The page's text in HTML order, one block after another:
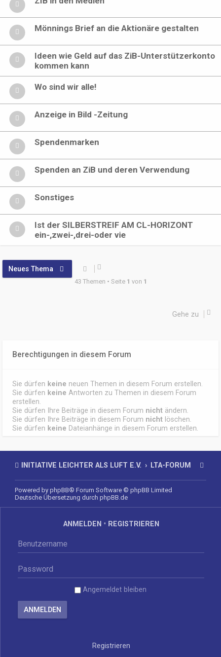
Mönnings Brief an die Aktionäre gestalten
Ideen wie Geld auf das ZiB-Unterstützerkonto
kommen kann
Wo sind wir alle!
Anzeige in Bild -Zeitung
Spendenmarken
Spenden an ZiB und deren Verwendung
Sonstiges
Ist der SILBERSTREIF AM CL-HORIZONT
ein-,zwei-,drei-oder vie
Neues Thema
43 Themen • Seite 1 von 1
Gehe zu
Berechtigungen in diesem Forum
Sie dürfen keine neuen Themen in diesem Forum erstellen.
Sie dürfen keine Antworten zu Themen in diesem Forum
erstellen.
Sie dürfen Ihre Beiträge in diesem Forum nicht ändern.
Sie dürfen Ihre Beiträge in diesem Forum nicht löschen.
Sie dürfen keine Dateianhänge in diesem Forum erstellen.
INITIATIVE LEICHTER ALS LUFT E.V. LTA-FORUM
Powered by phpBB® Forum Software © phpBB Limited
Deutsche Übersetzung durch phpBB.de
ANMELDEN • REGISTRIEREN
Angemeldet bleiben
Registrieren